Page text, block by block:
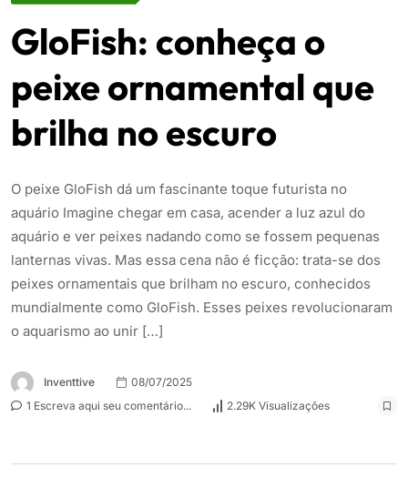
GloFish: conheça o
peixe ornamental que
brilha no escuro
O peixe GloFish dá um fascinante toque futurista no
aquário Imagine chegar em casa, acender a luz azul do
aquário e ver peixes nadando como se fossem pequenas
lanternas vivas. Mas essa cena não é ficção: trata-se dos
peixes ornamentais que brilham no escuro, conhecidos
mundialmente como GloFish. Esses peixes revolucionaram
o aquarismo ao unir […]
Inventtive
08/07/2025
1 Escreva aqui seu comentário...
2.29K Visualizações